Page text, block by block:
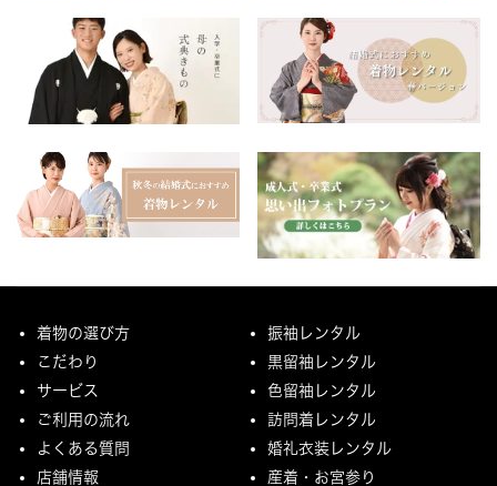
着物の選び方
こだわり
サービス
ご利用の流れ
よくある質問
店舗情報
振袖レンタル
黒留袖レンタル
色留袖レンタル
訪問着レンタル
婚礼衣装レンタル
産着・お宮参り